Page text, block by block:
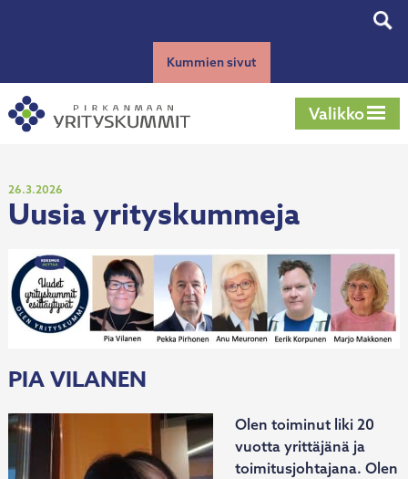
Valikko
Kummien sivut
Uusia yrityskummeja
Julkaistu
26.3.2026
PIA VILANEN
Olen toiminut liki 20
vuotta yrittäjänä ja
toimitusjohtajana. Olen